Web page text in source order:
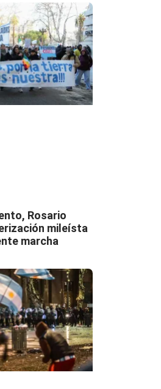
Rosario
mileísta
marcha